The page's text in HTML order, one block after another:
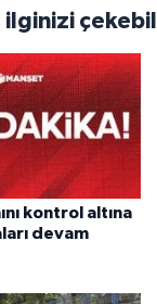
ilginizi
kontrol altına
devam